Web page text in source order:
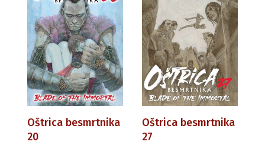
Oštrica besmrtnika
20
Oštrica besmrtnika
27